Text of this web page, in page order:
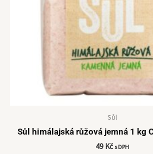
Sůl
Sůl himálajská růžová jemná 1 kg
49 Kč s DPH